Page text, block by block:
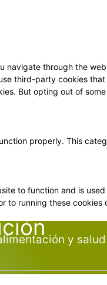
navigate through the
third-party cookies
But opting out of
properly. This
to function and is
to running these cookies
y